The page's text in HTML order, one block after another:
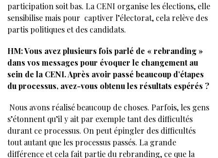
participation soit bas. La CENI organise les élections, elle
sensibilise mais pour captiver l’électorat, cela relève des
partis politiques et des candidats.
HM: Vous avez plusieurs fois parlé de « rebranding »
dans vos messages pour évoquer le changement au
sein de la CENI. Après avoir passé beaucoup d’étapes
du processus, avez-vous obtenu les résultats espérés ?
Nous avons réalisé beaucoup de choses. Parfois, les gens
s’étonnent qu’il y ait par exemple tant des difficultés
durant ce processus. On peut épingler des difficultés
tout autant que les processus passés. La grande
différence et cela fait partie du rebranding, ce que la